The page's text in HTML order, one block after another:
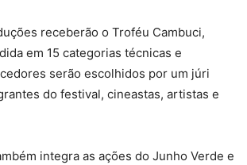
receberão o Troféu Cambuci,
em 15 categorias técnicas e
serão escolhidos por um júri
do festival, cineastas, artistas e
integra as ações do Junho Verde e